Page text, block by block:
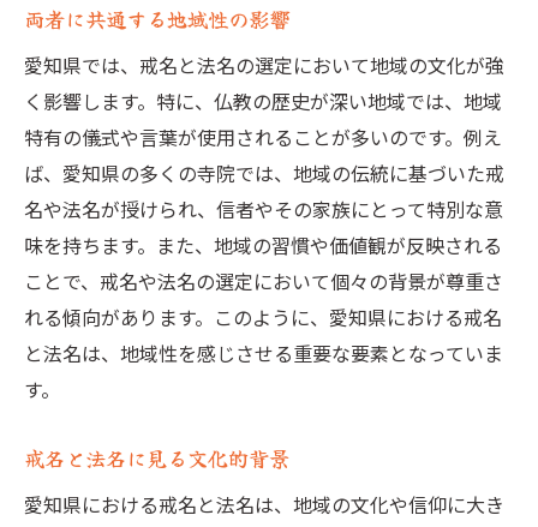
両者に共通する地域性の影響
愛知県では、戒名と法名の選定において地域の文化が強
く影響します。特に、仏教の歴史が深い地域では、地域
特有の儀式や言葉が使用されることが多いのです。例え
ば、愛知県の多くの寺院では、地域の伝統に基づいた戒
名や法名が授けられ、信者やその家族にとって特別な意
味を持ちます。また、地域の習慣や価値観が反映される
ことで、戒名や法名の選定において個々の背景が尊重さ
れる傾向があります。このように、愛知県における戒名
と法名は、地域性を感じさせる重要な要素となっていま
す。
戒名と法名に見る文化的背景
愛知県における戒名と法名は、地域の文化や信仰に大き